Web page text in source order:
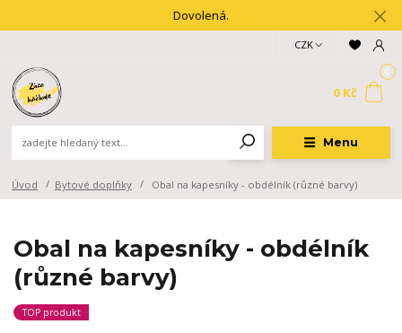
Dovolená.
Menu
CZK
0 Kč
Úvod Bytové doplňky Obal na kapesníky - obdélník (různé barvy)
Obal na kapesníky - obdélník
(různé barvy)
TOP produkt